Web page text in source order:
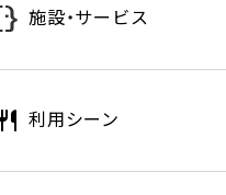
施設・サービス
利用シーン